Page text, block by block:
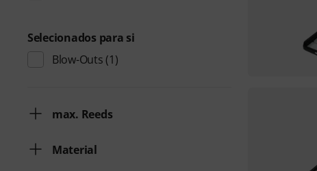
Selecionados para si
Blow-Outs (1)
max. Reeds
Material